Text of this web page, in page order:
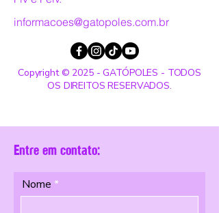
informacoes@gatopoles.com.br
Copyright © 2025 - GATÓPOLES - TODOS
OS DIREITOS RESERVADOS.
Entre em contato:
Nome